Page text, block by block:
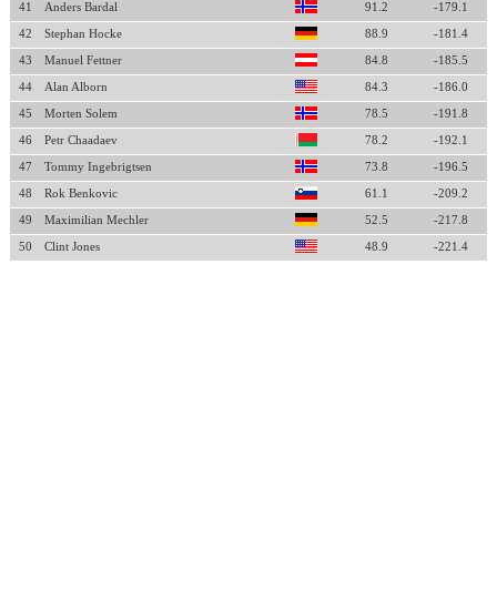
41 Anders Bardal 91.2 -179.1
42 Stephan Hocke 88.9 -181.4
43 Manuel Fettner 84.8 -185.5
44 Alan Alborn 84.3 -186.0
45 Morten Solem 78.5 -191.8
46 Petr Chaadaev 78.2 -192.1
47 Tommy Ingebrigtsen 73.8 -196.5
48 Rok Benkovic 61.1 -209.2
49 Maximilian Mechler 52.5 -217.8
50 Clint Jones 48.9 -221.4